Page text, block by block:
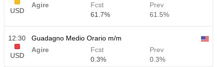
USD
Agire
Fcst
61.7%
Prev
61.5%
12:30
USD
Guadagno Medio Orario m/m
Agire
Fcst
0.3%
Prev
0.3%